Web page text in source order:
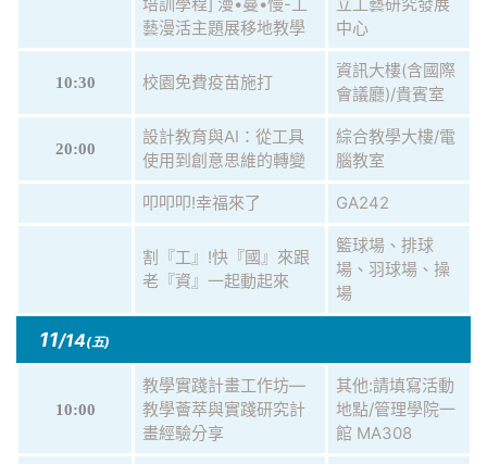
藝漫活主題展移地教學
中心
10:30 校園免費疫苗施打
資訊大樓(含國際
會議廳)/貴賓室
20:00
設計教育與AI：從工具
使用到創意思維的轉變
綜合教學大樓/電
腦教室
叩叩叩!幸福來了 GA242
割『工』!快『國』來跟
老『資』一起動起來
籃球場、排球
場、羽球場、操
場
11/14(五)
10:00
教學實踐計畫工作坊—
教學薈萃與實踐研究計
畫經驗分享
其他:請填寫活動
地點/管理學院一
館 MA308